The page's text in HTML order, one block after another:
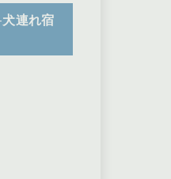
連れ宿